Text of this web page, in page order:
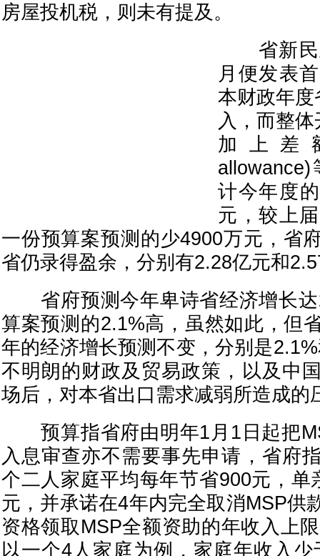
房屋投机税，则未有提及。
省新民
月便发表
本财政年
入，而整
加上差
计今年度
元，较上
一份预算案预测的少4900万元，省
省仍录得盈余，分别有2.28亿元和
省府预测今年卑诗省经济增长达
算案预测的2.1%高，虽然如此，但
年的经济增长预测不变，分别是
不明朗的财政及贸易政策，以及中
场后，对本省出口需求减弱所造成的
预算指省府由明年1月1日起把
入息审查亦不需要事先申请，省府
个二人家庭平均每年节省900元，单
元，并承诺在4年内完全取消MSP供
资格领取MSP全额资助的年收入上
以一个4人家庭为例，家庭年收入